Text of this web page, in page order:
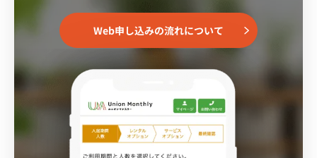
Web申し込みの流れについて